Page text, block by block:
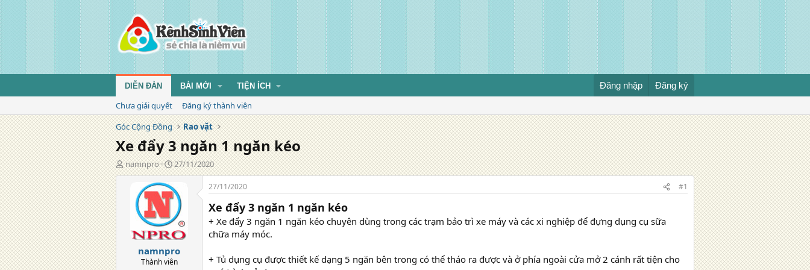
DIỄN ĐÀN BÀI MỚI TIỆN ÍCH Đăng nhập Đăng ký
Chưa giải quyết
Đăng ký thành viên
Góc Cộng Đồng
Rao vặt
Xe đẩy 3 ngăn 1 ngăn kéo
T
á
namnpro
N
g
y
đ
ă
n
g
27/11/2020
namnpro
Thành viên
27/11/2020 #1
Xe đẩy 3 ngăn 1 ngăn kéo
+ Xe đẩy 3 ngăn 1 ngăn kéo chuyên dùng trong các trạm bảo trì xe máy và các xi nghiệp để đựng dụng cụ sữa
chữa máy móc.
+ Tủ dụng cụ được thiết kế dạng 5 ngăn bên trong có thể tháo ra được và ở phía ngoài cửa mở 2 cánh rất tiện cho